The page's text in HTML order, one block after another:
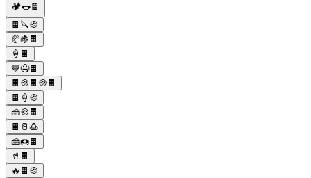
🏕️🌭🍫
🍫🔪🍪
🥐🍇🍫
🍦🍫
🤎🤤🍫
🍫🍪🍫🍪🍫
🍫🍦🍪
🍰🍪🍫
🍫🥛🍮
🍰🍩🍫
🥤🍫
🔥🍫🍪